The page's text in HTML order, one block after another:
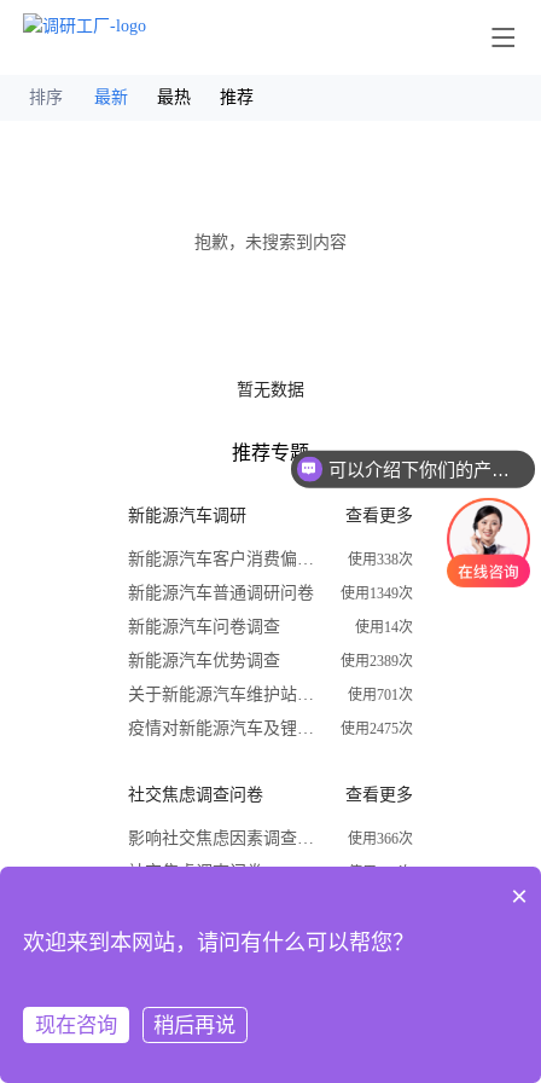
排序 最新 最热 推荐
抱歉，未搜索到内容
暂无数据
推荐专题
新能源汽车调研 查看更多
新能源汽车客户消费偏好调查问卷 使用338次
新能源汽车普通调研问卷 使用1349次
新能源汽车问卷调查 使用14次
新能源汽车优势调查 使用2389次
关于新能源汽车维护站调查问卷 使用701次
疫情对新能源汽车及锂电行业影响调查问卷 使用2475次
社交焦虑调查问卷 查看更多
影响社交焦虑因素调查问卷 使用366次
社交焦虑调查问卷
关于大学生社交焦虑问卷调查 使用677次
注册
×
欢迎来到本网站，请问有什么可以帮您？
现在咨询 稍后再说